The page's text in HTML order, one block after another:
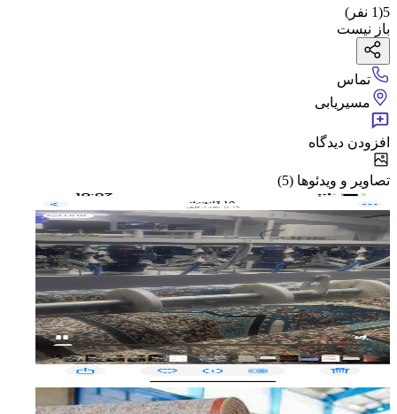
5
(
1 نفر)
باز نیست
تماس
مسیریابی
افزودن دیدگاه
تصاویر و ویدئوها (5)